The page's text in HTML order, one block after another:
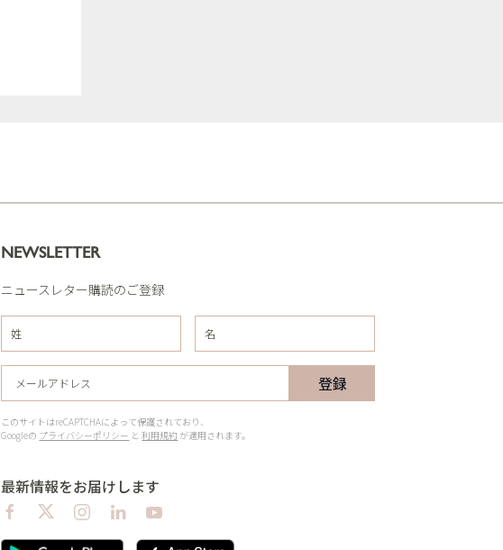
NEWSLETTER
ニュースレター購読のご登録
登録
このサイトはreCAPTCHAによって保護されており、
Googleの プライバシーポリシー と利用規約 が適用されます。
最新情報をお届けします